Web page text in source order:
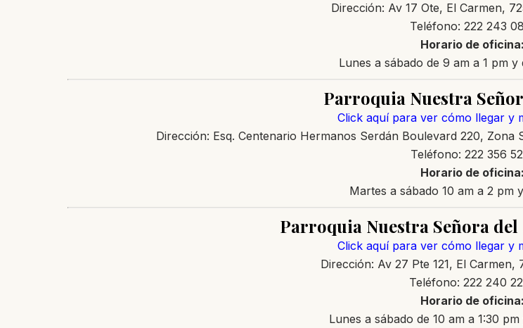
Dirección: Av 17 Ote, El Carmen,
Teléfono: 222 243
Horario de oficina:
Lunes a sábado de 9 am a 1 pm
Parroquia Nuestra
Click aquí para ver cómo llegar y
Dirección: Esq. Centenario Hermanos Serdán Boulevard 220, Zona
Teléfono: 222 356
Horario de oficina:
Martes a sábado 10 am a 2 pm
Parroquia Nuestra Señora
Click aquí para ver cómo llegar y
Dirección: Av 27 Pte 121, El Carmen,
Teléfono: 222 240
Horario de oficina:
Lunes a sábado de 10 am a 1:30